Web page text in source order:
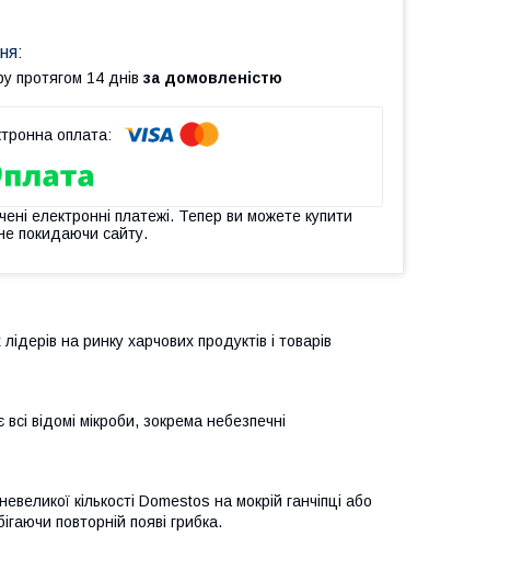
протягом 14 днів за домовленістю
електронні платежі. Тепер ви можете купити
покидаючи сайту.
на ринку харчових продуктів і товарів
відомі мікроби, зокрема небезпечні
кількості Domestos на мокрій ганчіпці або
повторній появі грибка.